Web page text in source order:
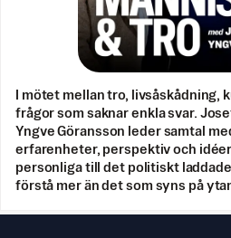
I mötet mellan tro, livsåskådning,
frågor som saknar enkla svar.
Yngve Göransson leder samtal
erfarenheter, perspektiv och
personliga till det politiskt
förstå mer än det som syns på